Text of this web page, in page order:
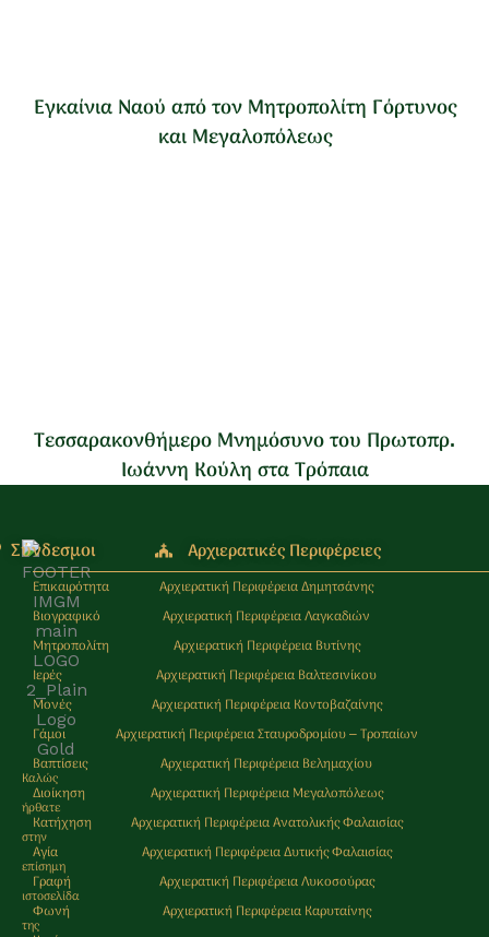
Εγκαίνια Ναού από τον Μητροπολίτη Γόρτυνος
και Μεγαλοπόλεως
Τεσσαρακονθήμερο Μνημόσυνο του Πρωτοπρ.
Ιωάννη Κούλη στα Τρόπαια
Καλώς
ήρθατε
στην
επίσημη
ιστοσελίδα
της
Σύνδεσμοι
Επικαιρότητα
Βιογραφικό
Μητροπολίτη
Ιερές
Μονές
Γάμοι
Βαπτίσεις
Διοίκηση
Κατήχηση
Αγία
Γραφή
Φωνή
Αρχιερατικές Περιφέρειες
Αρχιερατική Περιφέρεια Δημητσάνης
Αρχιερατική Περιφέρεια Λαγκαδιών
Αρχιερατική Περιφέρεια Βυτίνης
Αρχιερατική Περιφέρεια Βαλτεσινίκου
Αρχιερατική Περιφέρεια Κοντοβαζαίνης
Αρχιερατική Περιφέρεια Σταυροδρομίου – Τροπαίων
Αρχιερατική Περιφέρεια Βελημαχίου
Αρχιερατική Περιφέρεια Μεγαλοπόλεως
Αρχιερατική Περιφέρεια Ανατολικής Φαλαισίας
Αρχιερατική Περιφέρεια Δυτικής Φαλαισίας
Αρχιερατική Περιφέρεια Λυκοσούρας
Αρχιερατική Περιφέρεια Καρυταίνης